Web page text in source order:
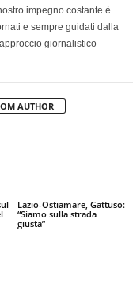
impegno costante è
e sempre guidati dalla
giornalistico
AUTHOR
Lazio-Ostiamare, Gattuso:
“Siamo sulla strada
giusta”